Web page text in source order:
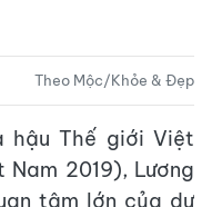
Theo Mộc/Khỏe & Đẹp
hậu Thế giới Việt
Nam 2019), Lương
tâm lớn của dư